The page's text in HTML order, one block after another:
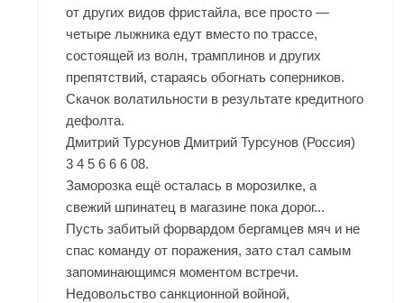
от других видов фристайла, все просто —
четыре лыжника едут вместо по трассе,
состоящей из волн, трамплинов и других
препятствий, стараясь обогнать соперников.
Скачок волатильности в результате кредитного
дефолта.
Дмитрий Турсунов Дмитрий Турсунов (Россия)
3 4 5 6 6 6 08.
Заморозка ещё осталась в морозилке, а
свежий шпинатец в магазине пока дорог...
Пусть забитый форвардом бергамцев мяч и не
спас команду от поражения, зато стал самым
запоминающимся моментом встречи.
Недовольство санкционной войной,